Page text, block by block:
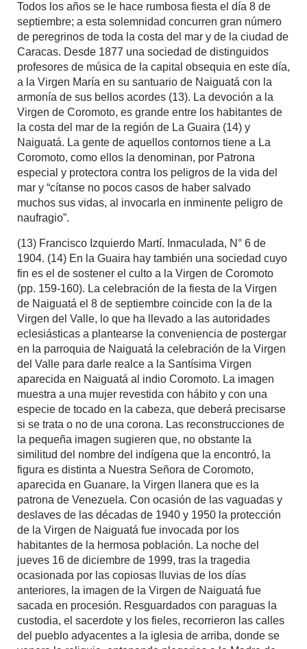
Todos los años se le hace rumbosa fiesta el día 8 de
septiembre; a esta solemnidad concurren gran número
de peregrinos de toda la costa del mar y de la ciudad de
Caracas. Desde 1877 una sociedad de distinguidos
profesores de música de la capital obsequia en este día,
a la Virgen María en su santuario de Naiguatá con la
armonía de sus bellos acordes (13). La devoción a la
Virgen de Coromoto, es grande entre los habitantes de
la costa del mar de la región de La Guaira (14) y
Naiguatá. La gente de aquellos contornos tiene a La
Coromoto, como ellos la denominan, por Patrona
especial y protectora contra los peligros de la vida del
mar y “cítanse no pocos casos de haber salvado
muchos sus vidas, al invocarla en inminente peligro de
naufragio”.
(13) Francisco Izquierdo Martí. Inmaculada, N° 6 de
1904. (14) En la Guaira hay también una sociedad cuyo
fin es el de sostener el culto a la Virgen de Coromoto
(pp. 159-160). La celebración de la fiesta de la Virgen
de Naiguatá el 8 de septiembre coincide con la de la
Virgen del Valle, lo que ha llevado a las autoridades
eclesiásticas a plantearse la conveniencia de postergar
en la parroquia de Naiguatá la celebración de la Virgen
del Valle para darle realce a la Santísima Virgen
aparecida en Naiguatá al indio Coromoto. La imagen
muestra a una mujer revestida con hábito y con una
especie de tocado en la cabeza, que deberá precisarse
si se trata o no de una corona. Las reconstrucciones de
la pequeña imagen sugieren que, no obstante la
similitud del nombre del indígena que la encontró, la
figura es distinta a Nuestra Señora de Coromoto,
aparecida en Guanare, la Virgen llanera que es la
patrona de Venezuela. Con ocasión de las vaguadas y
deslaves de las décadas de 1940 y 1950 la protección
de la Virgen de Naiguatá fue invocada por los
habitantes de la hermosa población. La noche del
jueves 16 de diciembre de 1999, tras la tragedia
ocasionada por las copiosas lluvias de los días
anteriores, la imagen de la Virgen de Naiguatá fue
sacada en procesión. Resguardados con paraguas la
custodia, el sacerdote y los fieles, recorrieron las calles
del pueblo adyacentes a la iglesia de arriba, donde se